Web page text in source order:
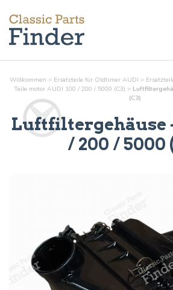
Willkommen > Ersatzteile für Oldtimer AUDI >
Teile motor AUDI 100 / 200 / 5000 (C3) >
(C3)
Luftfiltergehäuse
/ 200 / 5000